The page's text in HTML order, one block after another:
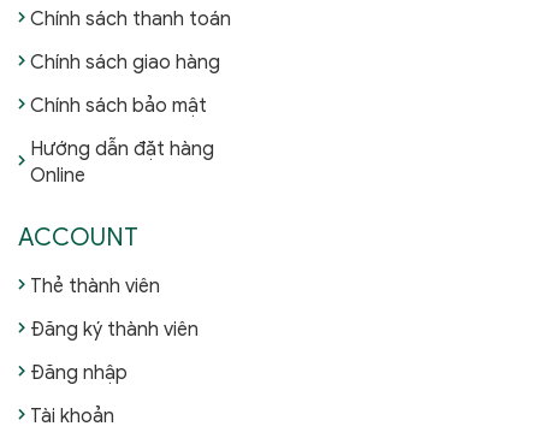
Chính sách thanh toán
Chính sách giao hàng
Chính sách bảo mật
Hướng dẫn đặt hàng
Online
ACCOUNT
Thẻ thành viên
Đăng ký thành viên
Đăng nhập
Tài khoản